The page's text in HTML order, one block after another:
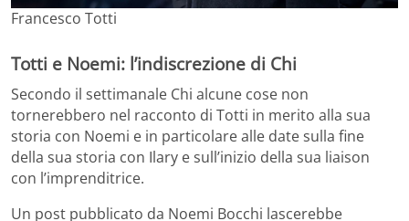
Francesco Totti
Totti e Noemi: l’indiscrezione di Chi
Secondo il settimanale Chi alcune cose non
tornerebbero nel racconto di Totti in merito alla sua
storia con Noemi e in particolare alle date sulla fine
della sua storia con Ilary e sull’inizio della sua liaison
con l’imprenditrice.
Un post pubblicato da Noemi Bocchi lascerebbe